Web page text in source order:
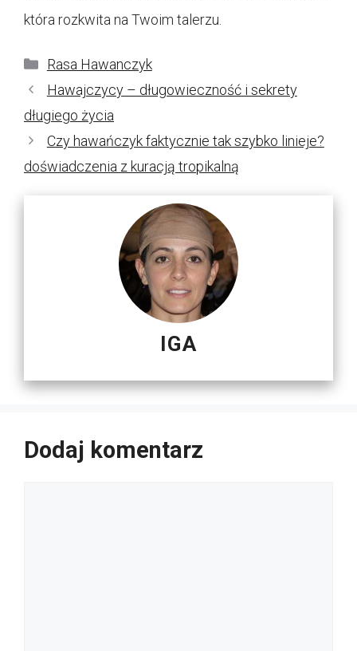
która rozkwita na Twoim talerzu.
Kategorie
Rasa Hawanczyk
Hawajczycy – długowieczność i sekrety
długiego życia
Czy hawańczyk faktycznie tak szybko linieje?
doświadczenia z kuracją tropikalną
IGA
Dodaj komentarz